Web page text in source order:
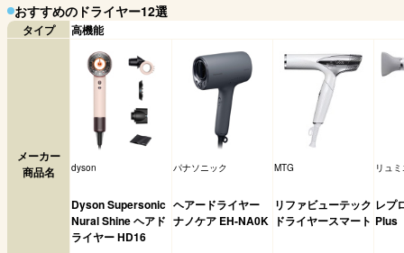
おすすめのドライヤー12選
タイプ 高機能
メーカー
商品名
dyson パナソニック MTG リュ
Dyson Supersonic
Nural Shine ヘアド
ライヤー HD16
ヘアードライヤー
ナノケア EH-NA0K
リファビューテック
ドライヤースマート
レプ
Plus